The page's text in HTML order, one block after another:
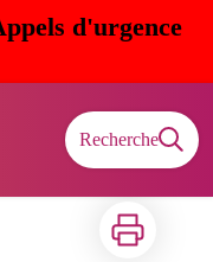
d'urgence
Recherche
Imprimer